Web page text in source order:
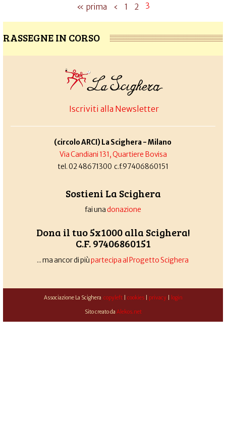
« prima ‹ 1 2 3
RASSEGNE IN CORSO
Iscriviti alla Newsletter
(circolo ARCI) La Scighera - Milano
Via Candiani 131, Quartiere Bovisa
tel. 02 48671300 c.f.97406860151
Sostieni La Scighera
fai unadonazione
Dona il tuo 5x1000 alla Scighera!
C.F. 97406860151
... ma ancor di piùpartecipa al Progetto Scighera
Associazione La Scighera copyleft| cookies| privacy| login
Sito creato da Alekos.net